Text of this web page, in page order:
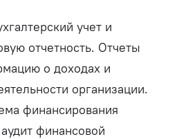
учет и
отчетность. Отчеты
о доходах и
организации.
финансирования
финансовой